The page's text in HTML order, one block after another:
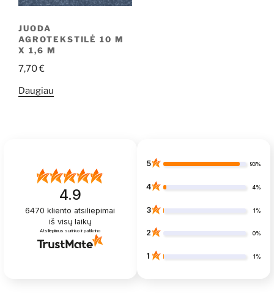
JUODA
AGROTEKSTILĖ 10 M
X 1,6 M
7,70€
Daugiau
4.9
6470 kliento atsiliepimai
iš visų laikų
Atsiliepimus surinko ir patikrino
5 93%
4 4%
3 1%
2 0%
1 1%